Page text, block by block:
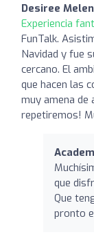
Desiree
Experiencia
FunTalk.
Navidad y fue
cercano. El
que hacen las
muy amena de
repetiremos!
que
Que
pronto